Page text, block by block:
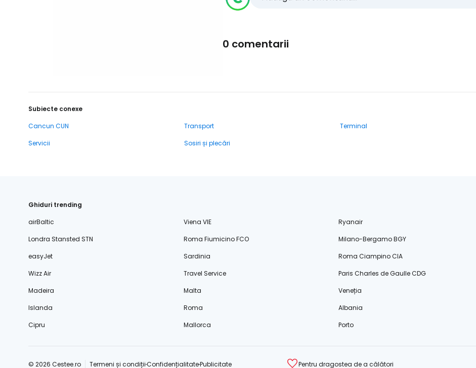
0 comentarii
Subiecte conexe
Cancun CUN
Transport Terminal
Servicii
Sosiri și plecări
Ghiduri trending
airBaltic
Viena VIE
Ryanair
Londra Stansted STN
Roma Fiumicino FCO
Milano-Bergamo BGY
easyJet
Sardinia
Roma Ciampino CIA
Wizz Air
Travel Service
Paris Charles de Gaulle CDG
Madeira
Malta
Veneția
Islanda
Roma
Albania
Cipru
Mallorca Porto
© 2026 Cestee.ro Termeni și condițiiConfidențialitatePublicitate Pentru dragostea de a călători